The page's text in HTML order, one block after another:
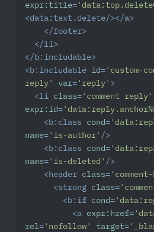
expr:title=
<data:text.delete/></a>
</footer>
</li>
</ b:includable>
<b:includable id = 'custom-
reply'
var= 'reply' >
<li class= 'comment reply'
expr:id =
<b:class cond =
name= 'is-author' />
<b:class cond =
name= 'is-deleted' />
< header class=
<strong class=
<b:if cond =
<a expr:href=
rel= 'nofollow' target=